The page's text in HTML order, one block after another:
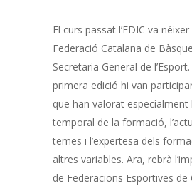
El curs passat l’EDIC va
Federació Catalana de
Secretaria General de
primera edició hi van
que han valorat
temporal de la formació,
temes i l’expertesa dels
altres variables. Ara, rebrà
de Federacions Esportives de